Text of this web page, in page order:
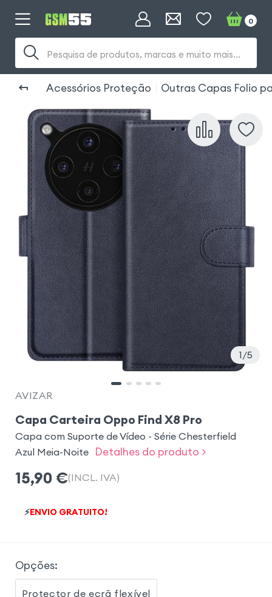
Pesquisa de produtos, marcas e muito mais...
0
Acessórios Proteção Outras Capas Folio
1 5
AVIZAR
Capa Carteira Oppo Find X8 Pro
Capa com Suporte de Vídeo - Série Chesterfield
Azul Meia-Noite
Detalhes do produto >
15,90 €(INCL. IVA)
⚡ENVIO GRATUITO!
Opções:
Protector de ecrã flexível